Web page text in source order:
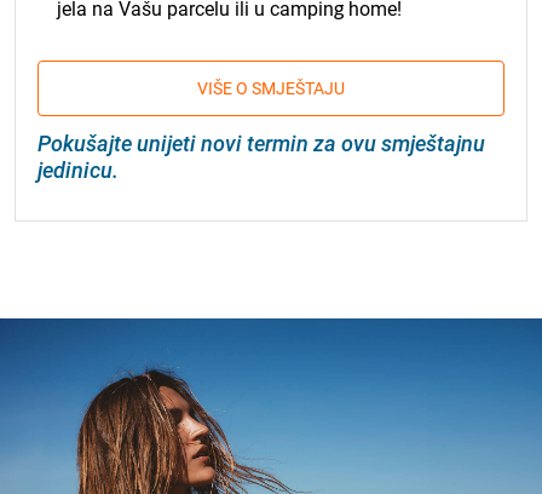
jela na Vašu parcelu ili u camping home!
VIŠE O SMJEŠTAJU
Pokušajte unijeti novi termin za ovu smještajnu
jedinicu.